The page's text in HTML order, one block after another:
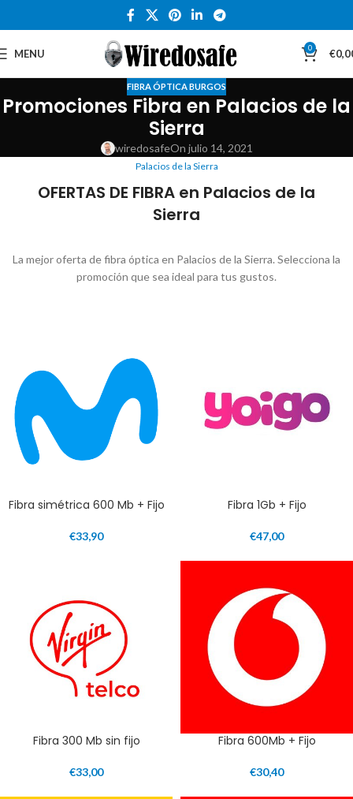
MENU 0 €
FIBRA ÓPTICA BURGOS
Promociones Fibra en Palacios de la
Sierra
wiredosafeOn julio 14, 2021
Palacios de la Sierra
OFERTAS DE FIBRA en Palacios de la
Sierra
La mejor oferta de fibra óptica en Palacios de la Sierra. Selecciona la
promoción que sea ideal para tus gustos.
Fibra simétrica 600 Mb + Fijo
€33,90
Fibra 1Gb + Fijo
€47,00
Fibra 300 Mb sin fijo
€33,00
Fibra 600Mb + Fijo
€30,40